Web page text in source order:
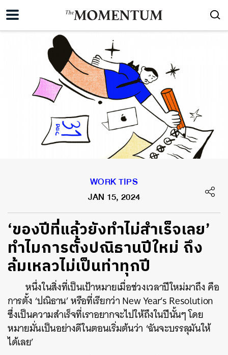
WORK TIPS
JAN 15, 2024
‘ของปีที่แล้วยังทำไม่สำเร็จเลย’
ทำไมการตั้งปณิธานปีใหม่ ถึง
ล้มเหลวไม่เป็นท่าทุกปี
หนึ่งในสิ่งที่เป็นเป้าหมายเมื่อช่วงเวลาปีใหม่มาถึง คือ
การตั้ง ‘ปณิธาน’ หรือที่เรียกว่า New Year’s Resolution
ซึ่งเป็นความสำเร็จที่เราอยากจะไปให้ถึงในปีนั้นๆ โดย
หมายมั่นเป็นอย่างดีในตอนเริ่มต้นว่า ‘ฉันจะบรรลุมันให้
ได้เลย’